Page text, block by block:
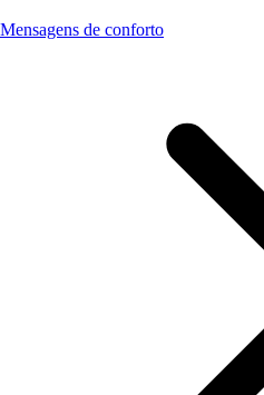
Mensagens de conforto